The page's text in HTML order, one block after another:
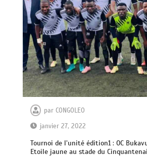
parCONGOLEO
janvier 27, 2022
Tournoi de l’unité édition1 : OC
Etoile jaune au stade du